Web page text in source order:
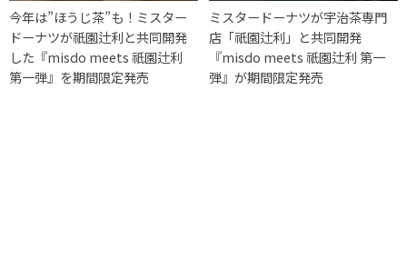
今年は”ほうじ茶”も！ミスター
ドーナツが祇園辻利と共同開発
した『misdo meets 祇園辻利
第一弾』を期間限定発売
ミスタードーナツが宇治茶専門
店「祇園辻利」と共同開発
『misdo meets 祇園辻利 第一
弾』が期間限定発売